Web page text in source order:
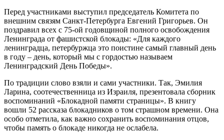
Перед участниками выступил председатель Комитета по
внешним связям Санкт-Петербурга Евгений Григорьев. Он
поздравил всех с 75-ой годовщиной полного освобождения
Ленинграда от фашистской блокады: «Для каждого
ленинградца, петербуржца это поистине самый главный день
в году – день, который мы с гордостью называем
Ленинградский День Победы».
По традиции слово взяли и сами участники. Так, Эмилия
Ларина, соотечественница из Израиля, презентовала сборник
воспоминаний «Блокадной памяти страницы». В книгу
вошли 52 рассказа блокадников о том страшном времени. Она
особо отметила, как важно сохранить воспоминания отцов,
чтобы память о блокаде никогда не ослабела.